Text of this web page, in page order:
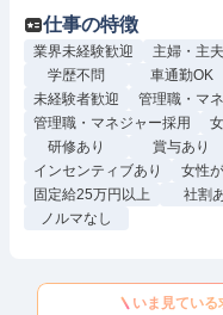
仕事の特徴
業界未経験歓迎 主婦・主
学歴不問
車通勤OK
未経験者歓迎
管理職・マ
管理職・マネジャー採用
研修あり
賞与あり
インセンティブあり
女性
固定給25万円以上
社割
ノルマなし
いま見ている